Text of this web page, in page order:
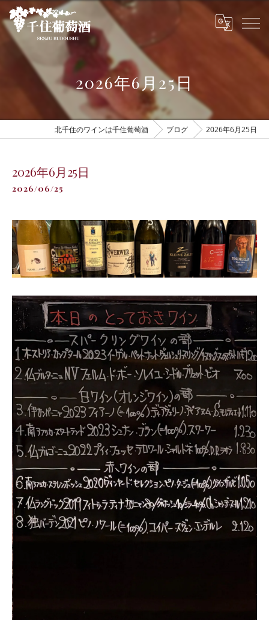
2026年6月25日
北千住のワインは千住葡萄酒 ブログ 2026年6月25日
2026年6月25日
2026/06/25